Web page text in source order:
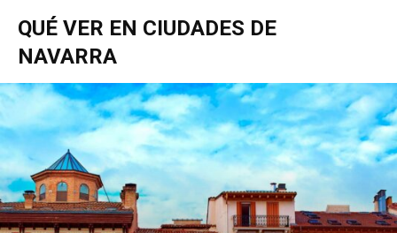
QUÉ VER EN CIUDADES DE
NAVARRA